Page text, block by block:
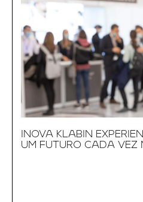
INOVA KLABIN
UM FUTURO CADA VEZ